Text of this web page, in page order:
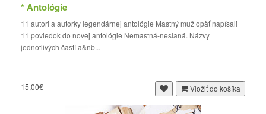
* Antológie
11 autori a autorky legendárnej antológie Mastný muž opäť napísali
11 poviedok do novej antológie Nemastná-neslaná. Názvy
jednotlivých častí a&nb...
15,00€ Vložiť do košíka